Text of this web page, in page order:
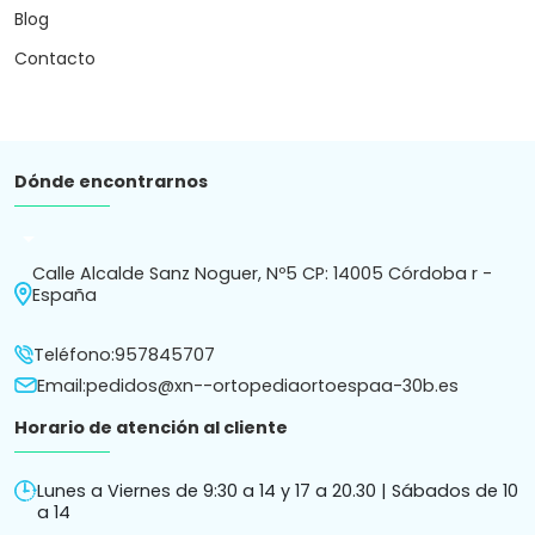
a 14
Atención por chat o whatsapp de 9:30 a 20.30h.
Política de
cookies
Política de
privacidad
de compra
Ortopedia Ortoespaña S.L. ha sido beneficiaria de Fondos
Europeos cuyo objetivo es la mejora de la competitividad de
las PYMES, y gracias al cual ha puesto en marcha un Plan de